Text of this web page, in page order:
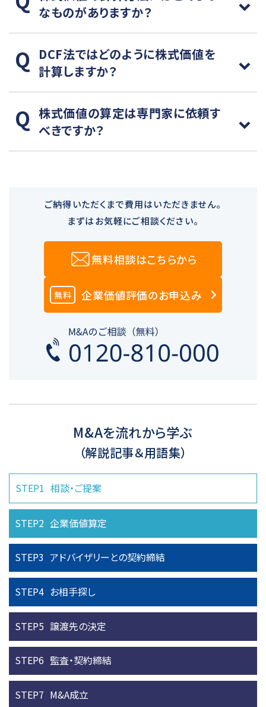
なものがありますか？
DCF法ではどのように株式価値を
計算しますか？
株式価値の算定は専門家に依頼す
べきですか？
ご納得いただくまで費用はいただきません。
まずはお気軽にご相談ください。
無料相談はこちらから
無料 企業価値評価のお申込み
M&Aを流れから学ぶ
（解説記事＆用語集）
STEP1 相談・ご提案
STEP2 企業価値算定
STEP3 アドバイザリーとの契約締結
STEP4 お相手探し
STEP5 譲渡先の決定
STEP6 監査・契約締結
STEP7 M&A成立